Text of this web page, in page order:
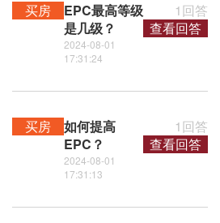
买房
EPC最高等级
是几级？
2024-08-01
17:31:24
1回答
查看回答
买房
如何提高
EPC？
2024-08-01
17:31:13
1回答
查看回答